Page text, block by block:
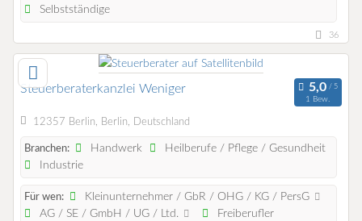
Selbstständige
36
Steuerberaterkanzlei Weniger
1 Bew.
12357 Berlin, Berlin, Deutschland
Branchen: Handwerk
Heilberufe / Pflege / Gesundheit
Industrie
Für wen:
Kleinunternehmer / GbR / OHG / KG / PersG
AG / SE / GmbH / UG / Ltd.
Freiberufler